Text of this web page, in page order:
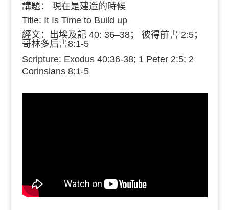
講題： 現在是建造的時候
Title: It Is Time to Build up
經文： 出埃及記 40: 36–38； 彼得前書 2:5；
哥林多后書8:1-5
Scripture: Exodus 40:36-38; 1 Peter 2:5; 2
Corinsians 8:1-5